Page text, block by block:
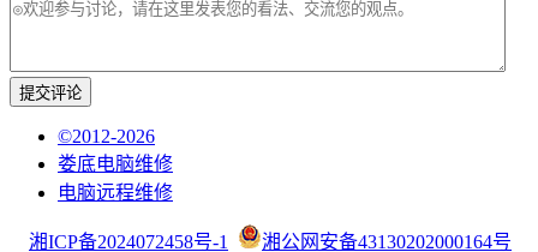
提交评论
©2012-2026
娄底电脑维修
电脑远程维修
湘ICP备2024072458号-1 湘公网安备43130202000164号